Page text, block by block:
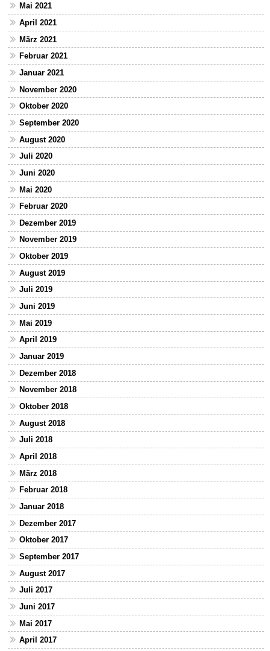
Mai 2021
April 2021
März 2021
Februar 2021
Januar 2021
November 2020
Oktober 2020
September 2020
August 2020
Juli 2020
Juni 2020
Mai 2020
Februar 2020
Dezember 2019
November 2019
Oktober 2019
August 2019
Juli 2019
Juni 2019
Mai 2019
April 2019
Januar 2019
Dezember 2018
November 2018
Oktober 2018
August 2018
Juli 2018
April 2018
März 2018
Februar 2018
Januar 2018
Dezember 2017
Oktober 2017
September 2017
August 2017
Juli 2017
Juni 2017
Mai 2017
April 2017